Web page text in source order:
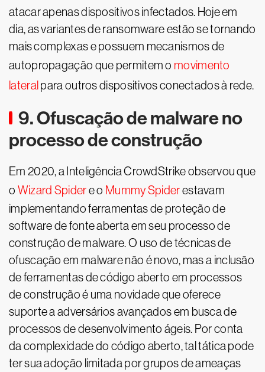
atacar apenas dispositivos infectados. Hoje em
dia, as variantes de ransomware estão se tornando
mais complexas e possuem mecanismos de
autopropagação que permitem o movimento
lateral para outros dispositivos conectados à rede.
9. Ofuscação de malware no
processo de construção
Em 2020, a Inteligência CrowdStrike observou que
o Wizard Spidere o Mummy Spiderestavam
implementando ferramentas de proteção de
software de fonte aberta em seu processo de
construção de malware. O uso de técnicas de
ofuscação em malware não é novo, mas a inclusão
de ferramentas de código aberto em processos
de construção é uma novidade que oferece
suporte a adversários avançados em busca de
processos de desenvolvimento ágeis. Por conta
da complexidade do código aberto, tal tática pode
ter sua adoção limitada por grupos de ameaças